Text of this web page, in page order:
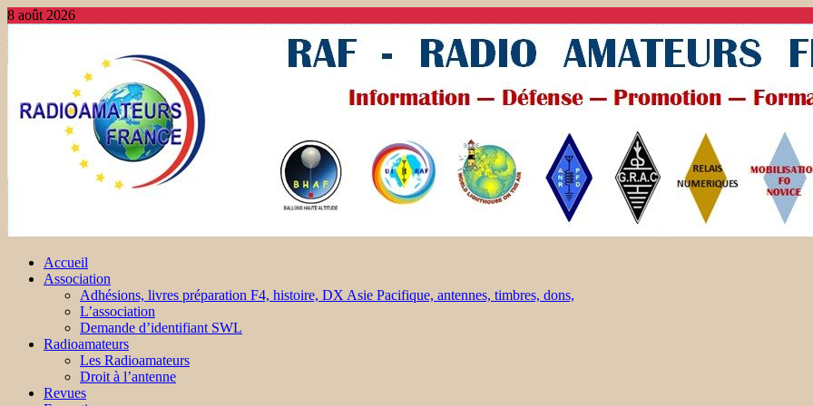
8 août 2026
Accueil
Association
Adhésions, livres préparation F4, histoire, DX Asie Pacifique, antennes, timbres, dons,
L’association
Demande d’identifiant SWL
Radioamateurs
Les Radioamateurs
Droit à l’antenne
Revues